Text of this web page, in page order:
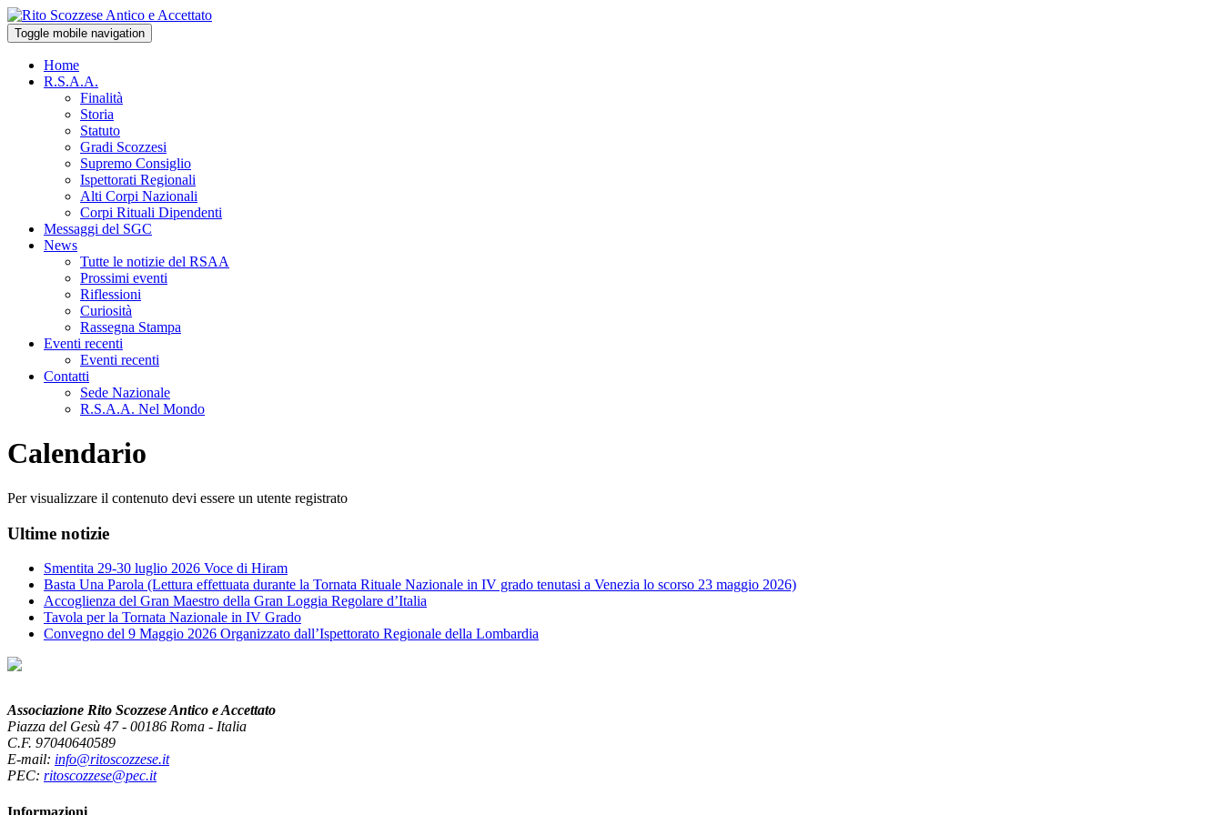
Toggle mobile navigation
Home
R.S.A.A.
Finalità
Storia
Statuto
Gradi Scozzesi
Supremo Consiglio
Ispettorati Regionali
Alti Corpi Nazionali
Corpi Rituali Dipendenti
Messaggi del SGC
News
Tutte le notizie del RSAA
Prossimi eventi
Riflessioni
Curiosità
Rassegna Stampa
Eventi recenti
Eventi recenti
Contatti
Sede Nazionale
R.S.A.A. Nel Mondo
Calendario
Per visualizzare il contenuto devi essere un utente registrato
Ultime notizie
Smentita 29-30 luglio 2026 Voce di Hiram
Basta Una Parola (Lettura effettuata durante la Tornata Rituale Nazionale in IV grado tenutasi a Venezia lo scorso 23 maggio 2026)
Accoglienza del Gran Maestro della Gran Loggia Regolare d’Italia
Tavola per la Tornata Nazionale in IV Grado
Convegno del 9 Maggio 2026 Organizzato dall’Ispettorato Regionale della Lombardia
Associazione Rito Scozzese Antico e Accettato
Piazza del Gesù 47 - 00186 Roma - Italia
C.F. 97040640589
E-mail: info@ritoscozzese.it
PEC: ritoscozzese@pec.it
Informazioni